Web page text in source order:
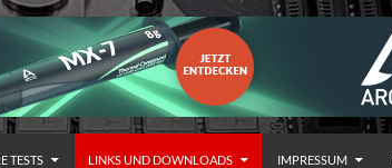
TESTS LINKS UND DOWNLOADS IMPRESSUM